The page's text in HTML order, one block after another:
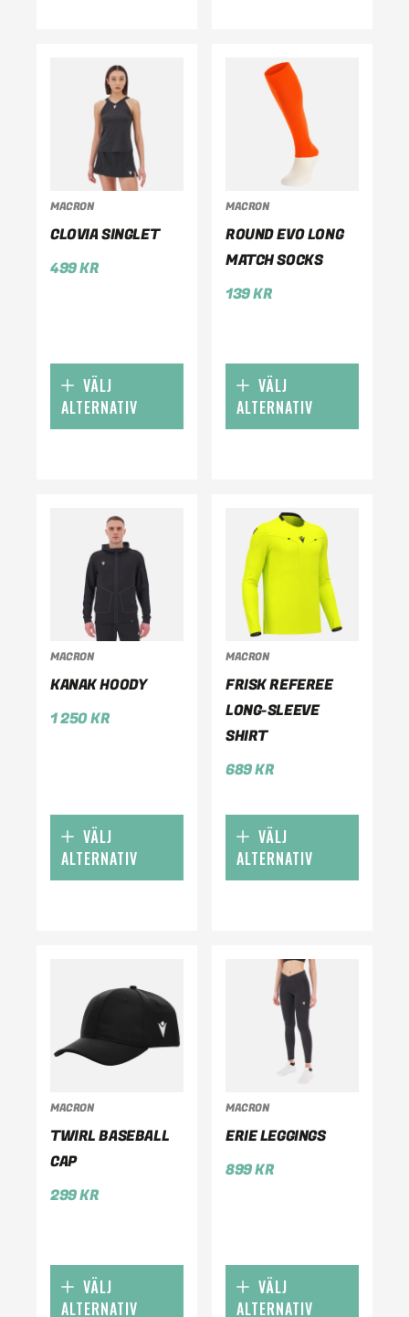
MACRON
CLOVIA SINGLET
499KR
VÄLJ
ALTERNATIV
MACRON
ROUND EVO LONG
MATCH SOCKS
139KR
VÄLJ
ALTERNATIV
MACRON
KANAK HOODY
1 250KR
VÄLJ
ALTERNATIV
MACRON
FRISK REFEREE
LONG-SLEEVE
SHIRT
689KR
VÄLJ
ALTERNATIV
MACRON
TWIRL BASEBALL
CAP
299KR
VÄLJ
ALTERNATIV
MACRON
ERIE LEGGINGS
899KR
VÄLJ
ALTERNATIV